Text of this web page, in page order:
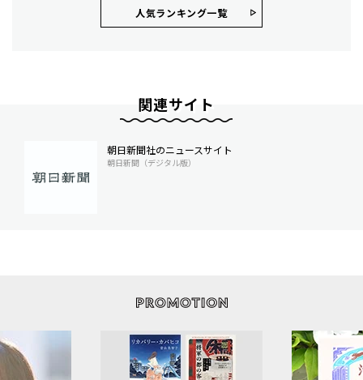
人気ランキング⼀覧
関連サイト
朝日新聞社のニュースサイト
朝日新聞（デジタル版）